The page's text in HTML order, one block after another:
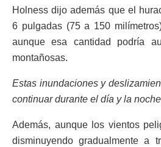
Holness dijo además que el
6 pulgadas (75 a 150
aunque esa cantidad podría
montañosas.
Estas inundaciones y
continuar durante el día y la
Además, aunque los vientos
disminuyendo gradualmente a